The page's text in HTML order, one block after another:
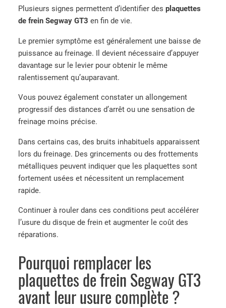
Plusieurs signes permettent d’identifier des plaquettes
de frein Segway GT3 en fin de vie.
Le premier symptôme est généralement une baisse de
puissance au freinage. Il devient nécessaire d’appuyer
davantage sur le levier pour obtenir le même
ralentissement qu’auparavant.
Vous pouvez également constater un allongement
progressif des distances d’arrêt ou une sensation de
freinage moins précise.
Dans certains cas, des bruits inhabituels apparaissent
lors du freinage. Des grincements ou des frottements
métalliques peuvent indiquer que les plaquettes sont
fortement usées et nécessitent un remplacement
rapide.
Continuer à rouler dans ces conditions peut accélérer
l’usure du disque de frein et augmenter le coût des
réparations.
Pourquoi remplacer les
plaquettes de frein Segway GT3
avant leur usure complète ?